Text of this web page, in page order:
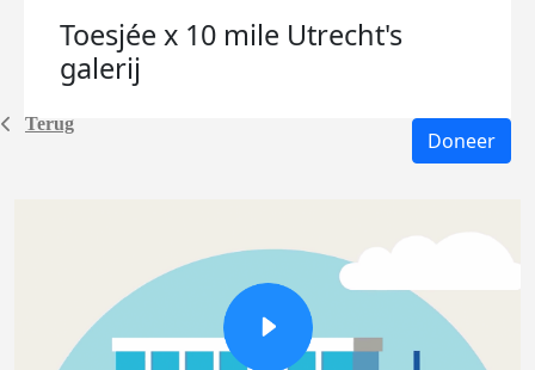
Terug
Toesjée x 10 mile Utrecht's
galerij
Doneer